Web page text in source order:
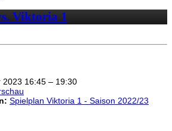
Viktoria 1
2023 16:45 – 19:30
Spielplan Viktoria 1 - Saison 2022/23